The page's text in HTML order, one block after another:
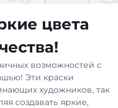
цвета
возможностей с
Эти краски
художников, так
создавать яркие,